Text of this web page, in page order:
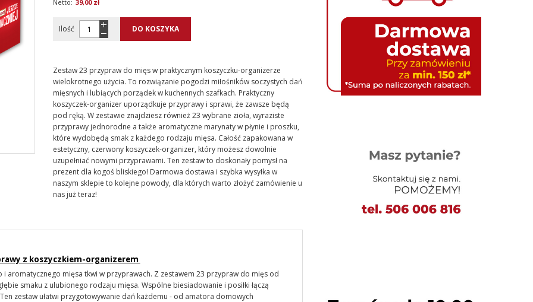
39,00 zł
Ilość DO KOSZYKA
Zestaw 23 przypraw do mięs w praktycznym koszyczku-organizerze
wielokrotnego użycia. To rozwiązanie pogodzi miłośników soczystych dań
mięsnych i lubiących porządek w kuchennych szafkach. Praktyczny
koszyczek-organizer uporządkuje przyprawy i sprawi, że zawsze będą
pod ręką. W zestawie znajdziesz również 23 wybrane zioła, wyraziste
przyprawy jednorodne a także aromatyczne marynaty w płynie i proszku,
które wydobędą smak z każdego rodzaju mięsa. Całość zapakowana w
estetyczny, czerwony koszyczek-organizer, który możesz dowolnie
uzupełniać nowymi przyprawami. Ten zestaw to doskonały pomysł na
prezent dla kogoś bliskiego! Darmowa dostawa i szybka wysyłka w
naszym sklepie to kolejne powody, dla których warto złożyć zamówienie u
nas już teraz!
z koszyczkiem-organizerem
aromatycznego mięsa tkwi w przyprawach. Z zestawem 23 przypraw do mięs od
smaku z ulubionego rodzaju mięsa. Wspólne biesiadowanie i posiłki łączą
zestaw ułatwi przygotowywanie dań każdemu - od amatora domowych